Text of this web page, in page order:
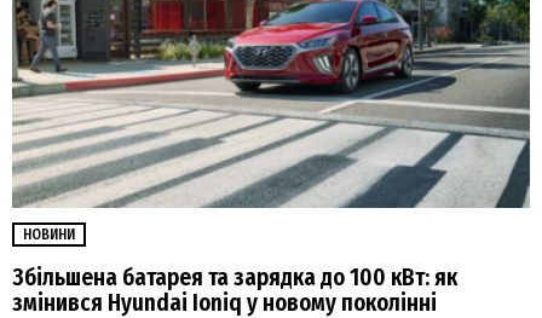
НОВИНИ
Збільшена батарея та зарядка до 100 кВт: як
змінився Hyundai Ioniq у новому поколінні